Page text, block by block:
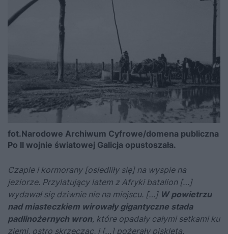
fot.Narodowe Archiwum Cyfrowe/domena publiczna
Po II wojnie światowej Galicja opustoszała.
Czaple i kormorany [osiedliły się] na wyspie na
jeziorze. Przylatujący latem z Afryki batalion […]
wydawał się dziwnie nie na miejscu. […] W powietrzu
nad miasteczkiem wirowały gigantyczne stada
padlinożernych wron, które opadały całymi setkami ku
ziemi, ostro skrzecząc, i […] pożerały pisklęta.